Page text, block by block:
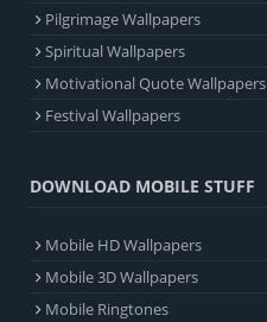
Pilgrimage Wallpapers
Spiritual Wallpapers
Motivational Quote Wallpapers
Festival Wallpapers
DOWNLOAD MOBILE STUFF
Mobile HD Wallpapers
Mobile 3D Wallpapers
Mobile Ringtones